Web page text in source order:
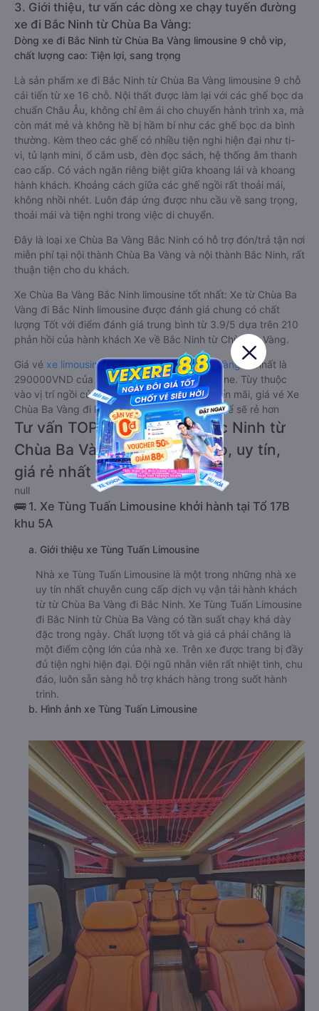
3. Giới thiệu, tư vấn các dòng xe chạy tuyến đường
xe đi Bắc Ninh từ Chùa Ba Vàng:
Dòng xe đi Bắc Ninh từ Chùa Ba Vàng limousine 9 chỗ vip,
chất lượng cao: Tiện lợi, sang trọng
Là sản phẩm xe đi Bắc Ninh từ Chùa Ba Vàng limousine 9 chỗ
cải tiến từ xe 16 chỗ. Nội thất được làm lại với các ghế bọc da
chuẩn Châu Âu, không chỉ êm ái cho chuyến hành trình xa, mà
còn mát mẻ và không hề bị hầm bí như các ghế bọc da bình
thường. Kèm theo các ghế có nhiều tiện nghi hiện đại như ti-
vi, tủ lạnh mini, ổ cắm usb, đèn đọc sách, hệ thống âm thanh
cao cấp. Có vách ngăn riêng biệt giữa khoang lái và khoang
hành khách. Khoảng cách giữa các ghế ngồi rất thoải mái,
không nhồi nhét. Luôn đáp ứng được nhu cầu về sang trọng,
thoải mái và tiện nghi trong việc di chuyển.
Đây là loại xe Chùa Ba Vàng Bắc Ninh có hỗ trợ đón/trả tận nơi
miễn phí tại nội thành Chùa Ba Vàng và nội thành Bắc Ninh, rất
thuận tiện cho du khách.
Xe Chùa Ba Vàng Bắc Ninh limousine tốt nhất: Xe từ Chùa Ba
Vàng đi Bắc Ninh limousine được đánh giá chung có chất
lượng Tốt với điểm đánh giá trung bình từ 3.9/5 dựa trên 210
phản hồi của hành khách Xe về Bắc Ninh từ Chùa Ba Vàng.
Giá vé xe limousine đi Bắc Ninh từ Chùa Ba Vàng rẻ nhất là
290000VND của hãng xe Tùng Tuấn Limousine. Tùy thuộc
vào vị trí ngồi của bạn và chương trình khuyến mãi, giá vé Xe
Chùa Ba Vàng đi Bắc Ninh limousine này có thể sẽ rẻ hơn
Tư vấn TOP 1 xe khách đi Bắc Ninh từ
Chùa Ba Vàng chất lượng cao, uy tín,
giá rẻ nhất 08/2026
null
🚌 1. Xe Tùng Tuấn Limousine khởi hành tại Tổ 17B
khu 5A
a. Giới thiệu xe Tùng Tuấn Limousine
Nhà xe Tùng Tuấn Limousine là một trong những nhà xe
uy tín nhất chuyên cung cấp dịch vụ vận tải hành khách
từ từ Chùa Ba Vàng đi Bắc Ninh. Xe Tùng Tuấn Limousine
đi Bắc Ninh từ Chùa Ba Vàng có tần suất chạy khá dày
đặc trong ngày. Chất lượng tốt và giá cả phải chăng là
một điểm cộng lớn của nhà xe. Trên xe được trang bị đầy
đủ tiện nghi hiện đại. Đội ngũ nhân viên rất nhiệt tình, chu
đáo, luôn sẵn sàng hỗ trợ khách hàng trong suốt hành
trình.
b. Hình ảnh xe Tùng Tuấn Limousine